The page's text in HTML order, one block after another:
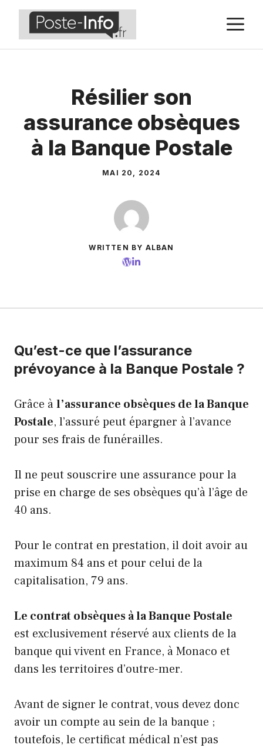
Aller
contenu
Résilier son
assurance obsèques
à la Banque Postale
MAI 20, 2024
WRITTEN BY ALBAN
Qu’est-ce que l’assurance
prévoyance à la Banque Postale ?
Grâce àl’assurance obsèques de la Banque
Postale, l’assuré peut épargner à l’avance
pour ses frais de funérailles.
Il ne peut souscrire une assurance pour la
prise en charge de ses obsèques qu’à l’âge de
40 ans.
Pour le contrat en prestation, il doit avoir au
maximum 84 ans et pour celui de la
capitalisation, 79 ans.
Le contrat obsèques à la Banque Postale
est exclusivement réservé aux clients de la
banque qui vivent en France, à Monaco et
dans les territoires d’outre-mer.
Avant de signer le contrat, vous devez donc
avoir un compte au sein de la banque ;
toutefois, le certificat médical n’est pas